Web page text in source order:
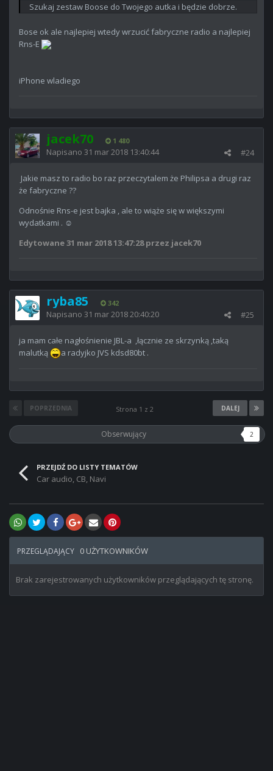
Szukaj zestaw Boose do Twojego autka i będzie dobrze.
Bose ok ale najlepiej wtedy wrzucić fabryczne radio a najlepiej
Rns-E
iPhone wladiego
jacek70 1 480
#24
Napisano 31 mar 2018 13:40:44
Jakie masz to radio bo raz przeczytalem że Philipsa a drugi raz
że fabryczne ??
Odnośnie Rns-e jest bajka , ale to wiąże się w większymi
wydatkami . ☺
Edytowane31 mar 2018 13:47:28przez jacek70
ryba85 342
#25
Napisano 31 mar 2018 20:40:20
ja mam całe nagłośnienie JBL-a ,łącznie ze skrzynką ,taką
malutką
a radyjko JVS kdsd80bt .
POPRZEDNIA DALEJ
Strona 1 z 2
Obserwujący 2
PRZEJDŹ DO LISTY TEMATÓW
Car audio, CB, Navi
PRZEGLĄDAJĄCY 0 UŻYTKOWNIKÓW
Brak zarejestrowanych użytkowników przeglądających tę stronę.